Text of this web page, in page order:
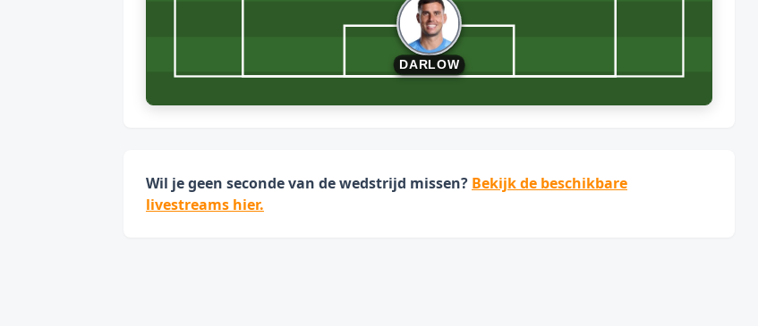
DARLOW
Wil je geen seconde van de wedstrijd missen? Bekijk de beschikbare
livestreams hier.